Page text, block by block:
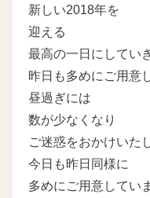
新しい2018年を
迎える
最高の一日にしてい
昨日も多めにご用意
昼過ぎには
数が少なくなり
ご迷惑をおかけいた
今日も昨日同様に
多めにご用意してい